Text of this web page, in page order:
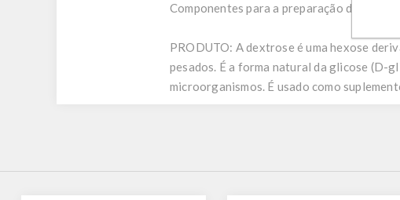
Componentes para a preparação de
PRODUTO: A dextrose é uma hexose
pesados. É a forma natural da glicose (D-
microorganismos. É usado como